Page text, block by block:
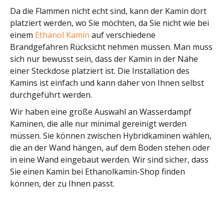
Da die Flammen nicht echt sind, kann der Kamin dort
platziert werden, wo Sie möchten, da Sie nicht wie bei
einem Ethanol Kamin auf verschiedene
Brandgefahren Rücksicht nehmen müssen. Man muss
sich nur bewusst sein, dass der Kamin in der Nähe
einer Steckdose platziert ist. Die Installation des
Kamins ist einfach und kann daher von Ihnen selbst
durchgeführt werden.
Wir haben eine große Auswahl an Wasserdampf
Kaminen, die alle nur minimal gereinigt werden
müssen. Sie können zwischen Hybridkaminen wählen,
die an der Wand hängen, auf dem Boden stehen oder
in eine Wand eingebaut werden. Wir sind sicher, dass
Sie einen Kamin bei Ethanolkamin-Shop finden
können, der zu Ihnen passt.